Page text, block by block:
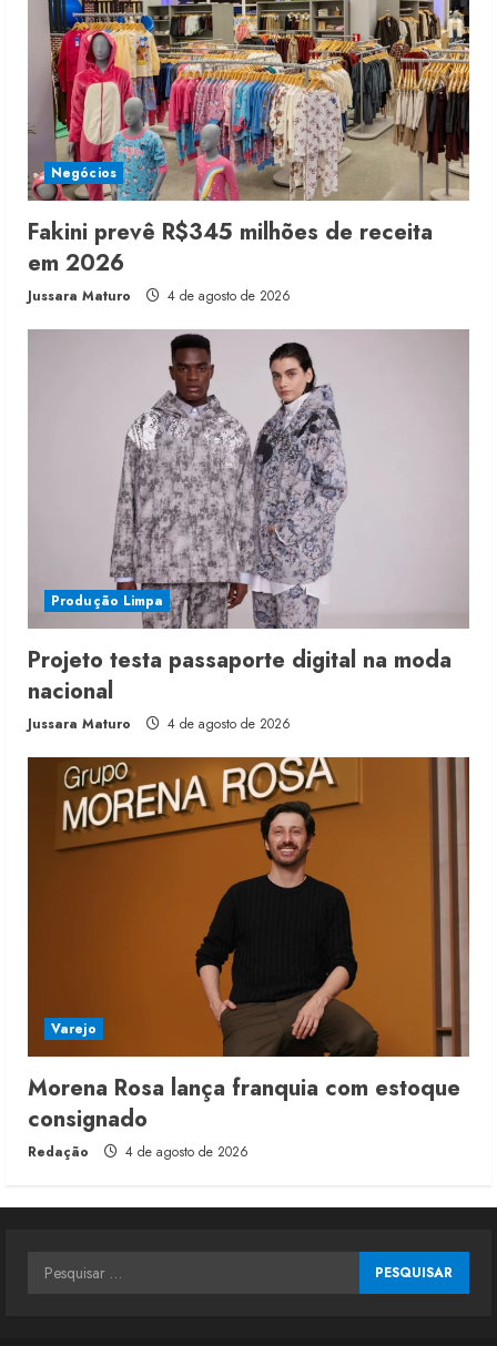
Negócios
Fakini prevê R$345 milhões de receita
em 2026
Jussara Maturo 4 de agosto de 2026
Produção Limpa
Projeto testa passaporte digital na moda
nacional
Jussara Maturo 4 de agosto de 2026
Varejo
Morena Rosa lança franquia com estoque
consignado
Redação 4 de agosto de 2026
Pesquisar